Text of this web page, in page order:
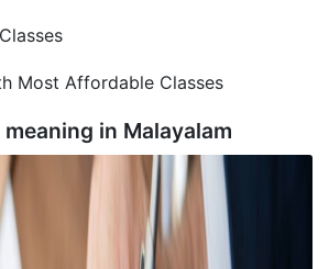
Most Affordable Classes
in Malayalam